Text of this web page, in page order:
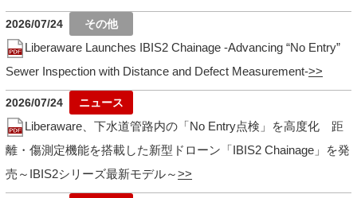
2026/07/24
Liberaware Launches IBIS2 Chainage -Advancing “No Entry”
Sewer Inspection with Distance and Defect Measurement-
2026/07/24
Liberaware、下水道管路内の「No Entry点検」を高度化 距
離・傷測定機能を搭載した新型ドローン「IBIS2 Chainage」を発
売～IBIS2シリーズ最新モデル～